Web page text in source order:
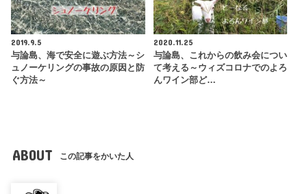
2019.9.5
与論島、海で安全に遊ぶ方法～シ
ュノーケリングの事故の原因と防
ぐ方法～
2020.11.25
与論島、これからの飲み会につい
て考える～ウィズコロナでのよろ
んワイン部ど…
ABOUT この記事をかいた人